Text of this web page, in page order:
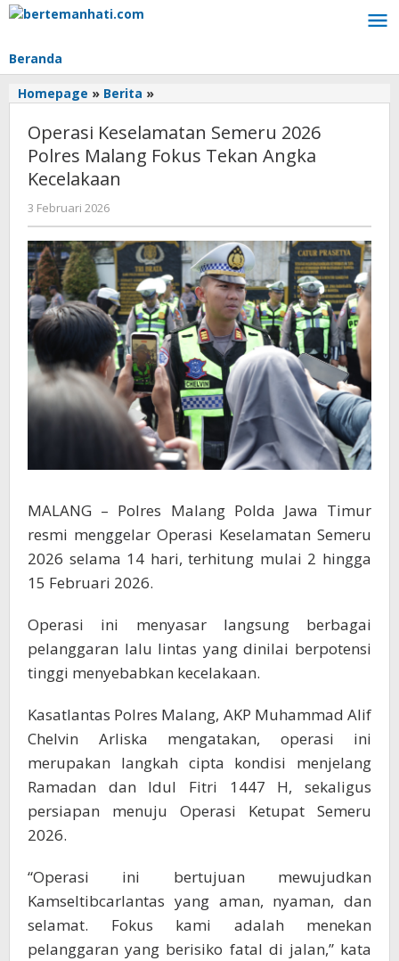
Lewati
Beranda
Homepage » Berita »Operasi
Semeru
2026
Polres
Tekan
Angka
Kecelakaan
Operasi Keselamatan Semeru 2026
Polres Malang Fokus Tekan Angka
Kecelakaan
3 Februari 2026
BangAdmin
MALANG – Polres Malang Polda Jawa Timur
resmi menggelar Operasi Keselamatan Semeru
2026 selama 14 hari, terhitung mulai 2 hingga
15 Februari 2026.
Operasi ini menyasar langsung berbagai
pelanggaran lalu lintas yang dinilai berpotensi
tinggi menyebabkan kecelakaan.
Kasatlantas Polres Malang, AKP Muhammad Alif
Chelvin Arliska mengatakan, operasi ini
merupakan langkah cipta kondisi menjelang
Ramadan dan Idul Fitri 1447 H, sekaligus
persiapan menuju Operasi Ketupat Semeru
2026.
“Operasi ini bertujuan mewujudkan
Kamseltibcarlantas yang aman, nyaman, dan
selamat. Fokus kami adalah menekan
pelanggaran yang berisiko fatal di jalan,” kata